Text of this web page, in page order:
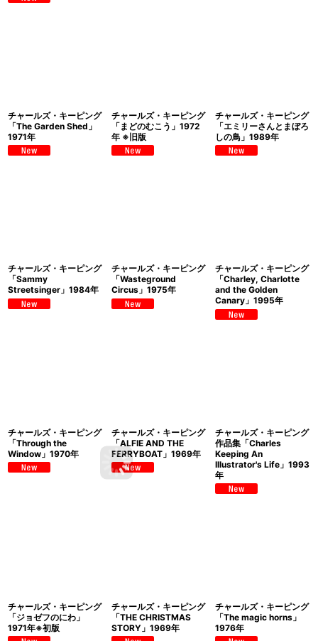
チャールズ・キーピング
「The Garden Shed」
1971年
チャールズ・キーピング
「まどのむこう」1972
年 ※旧版
チャールズ・キーピング
「エミリーさんとまぼろ
しの鳥」1989年
チャールズ・キーピング
「Sammy
Streetsinger」1984年
チャールズ・キーピング
「Wasteground
Circus」1975年
チャールズ・キーピング
「Charley, Charlotte
and the Golden
Canary」1995年
チャールズ・キーピング
「Through the
Window」1970年
チャールズ・キーピング
「ALFIE AND THE
FERRYBOAT」1969年
チャールズ・キーピング
作品集「Charles
Keeping An
Illustrator's Life」1993
年
チャールズ・キーピング
「ジョゼフのにわ」
1971年※初版
チャールズ・キーピング
「THE CHRISTMAS
STORY」1969年
チャールズ・キーピング
「The magic horns」
1976年